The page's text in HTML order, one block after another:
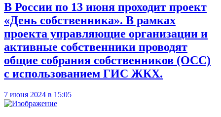
В России по 13 июня проходит проект
«День собственника». В рамках
проекта управляющие организации и
активные собственники проводят
общие собрания собственников (ОСС)
с использованием ГИС ЖКХ.
7 июня 2024 в 15:05